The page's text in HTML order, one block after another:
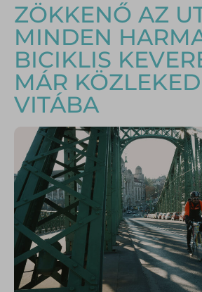
ZÖKKENŐ AZ
MINDEN
BICIKLIS
MÁR
VITÁBA